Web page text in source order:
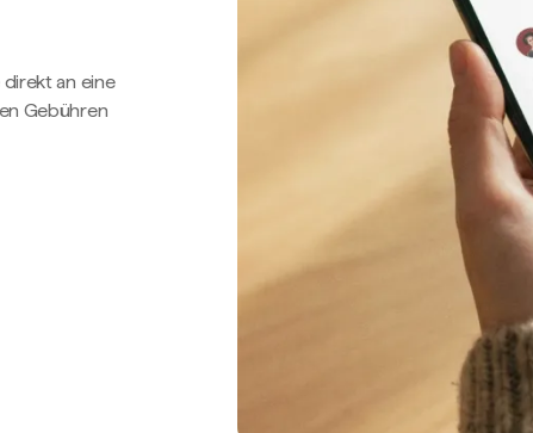
direkt an eine
Gebühren